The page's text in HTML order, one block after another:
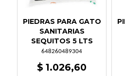
PIEDRAS PARA GATO
SANITARIAS
SEQUITOS 5 LTS
648260489304
$ 1.026,60